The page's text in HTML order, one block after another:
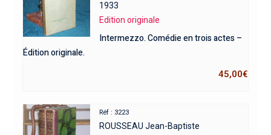
1933
Edition originale
Intermezzo. Comédie en trois actes –
Édition originale.
45,00€
Réf : 3223
ROUSSEAU Jean-Baptiste